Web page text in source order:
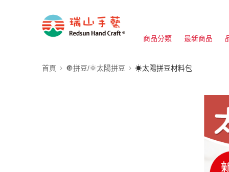
商品分類 最新商品
首頁 🔘拼豆/🌞太陽拼豆 ☀太陽拼豆材料包